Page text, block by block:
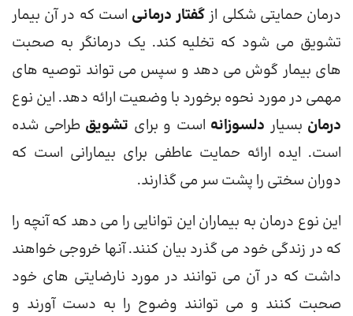
درمان حمایتی شکلی از گفتار درمانی است که در آن بیمار
تشویق می شود که تخلیه کند. یک درمانگر به صحبت
های بیمار گوش می دهد و سپس می تواند توصیه های
مهمی در مورد نحوه برخورد با وضعیت ارائه دهد. این نوع
درمان بسیار دلسوزانه است و برای تشویق طراحی شده
است. ایده ارائه حمایت عاطفی برای بیمارانی است که
دوران سختی را پشت سر می گذارند.
این نوع درمان به بیماران این توانایی را می دهد که آنچه را
که در زندگی خود می گذرد بیان کنند. آنها خروجی خواهند
داشت که در آن می توانند در مورد نارضایتی های خود
صحبت کنند و می توانند وضوح را به دست آورند و